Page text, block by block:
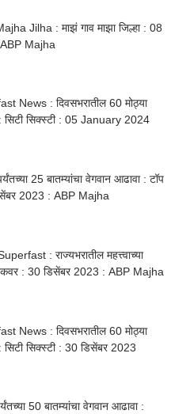
Jilha : माझं गाव माझा जिल्हा : 08
ABP Majha
News : दिवसभरातील 60 मोठ्या
: सिटी सिक्स्टी : 05 January 2024
25 बातम्यांचा वेगवान आढावा : टॉप
2023 : ABP Majha
: राज्यभरातील महत्त्वाच्या
: 30 डिसेंबर 2023 : ABP Majha
News : दिवसभरातील 60 मोठ्या
: सिटी सिक्स्टी : 30 डिसेंबर 2023
50 बातम्यांचा वेगवान आढावा :